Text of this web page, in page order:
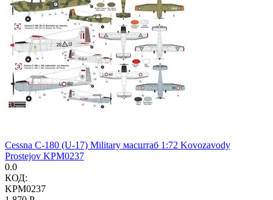
Cessna C-180 (U-17) Military масштаб 1:72 Kovozavody
Prostejov KPM0237
0.0
КОД:
KPM0237